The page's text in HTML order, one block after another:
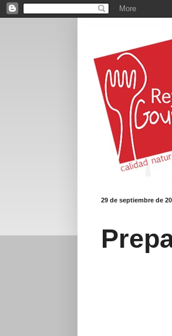
29 de septiembre de